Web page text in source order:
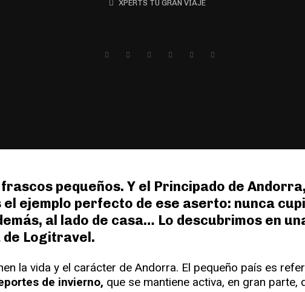
XPERTS TU GRAN VIAJE
pequeños. Y el Principado de
ejemplo perfecto de ese aserto: nunca
al lado de casa… Lo descubrimos en
de Logitravel.
la vida y el carácter de Andorra. El pequeño país es
de invierno, que se mantiene activa, en gran